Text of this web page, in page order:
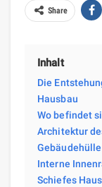
Share
Inhalt
Die
Hausbau
Wo befindet
Architektur
Gebäudehülle
Interne
Schiefes